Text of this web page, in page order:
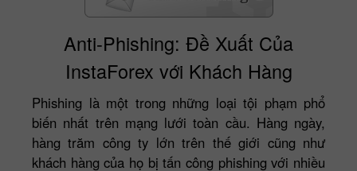
Anti-Phishing: Đề Xuất Của
InstaForex với Khách Hàng
Phishing là một trong những loại tội phạm phổ
biến nhất trên mạng lưới toàn cầu. Hàng ngày,
hàng trăm công ty lớn trên thế giới cũng như
khách hàng của họ bị tấn công phishing với nhiều